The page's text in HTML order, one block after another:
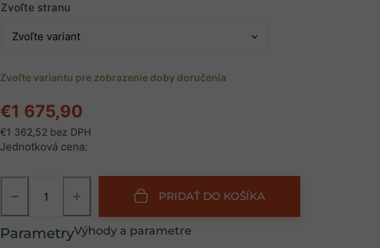
€1 675,90
€1 362,52 bez DPH
Jednotková cena:
Zvoľte variantu pre zobrazenie doby doručenia
Zvoľte stranu
+
− PRIDAŤ DO KOŠÍKA
Výhody a parametre